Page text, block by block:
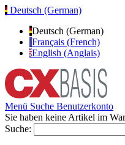
Deutsch (German)
Deutsch (German)
Français (French)
English (Anglais)
Menü Suche Benutzerkonto
Sie haben keine Artikel im
Suche: